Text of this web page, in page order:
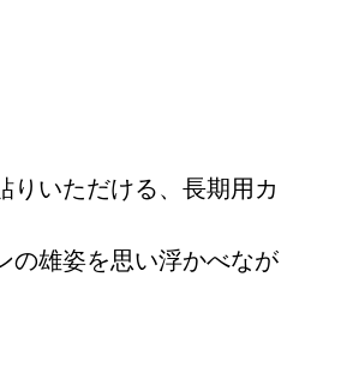
りいただける、長期用カ
の雄姿を思い浮かべなが